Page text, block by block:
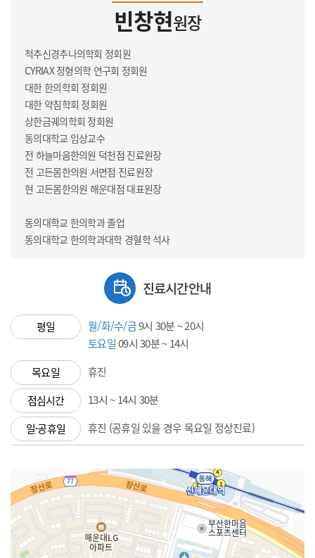
빈창현원장
척추신경추나의학회 정회원
CYRIAX 정형의학 연구회 정회원
대한 한의학회 정회원
대한 약침학회 정회원
상한금궤의학회 정회원
동의대학교 임상교수
전 하늘마음한의원 덕천점 진료원장
전 고든몸한의원 서면점 진료원장
현 고든몸한의원 해운대점 대표원장
동의대학교 한의학과 졸업
동의대학교 한의학과대학 경혈학 석사
진료시간안내
평일 월/화/수/금9시 30분 ~ 20시
토요일09시 30분 ~ 14시
목요일
휴진
점심시간
13시 ~ 14시 30분
일·공휴일
휴진 (공휴일 있을 경우 목요일 정상진료)